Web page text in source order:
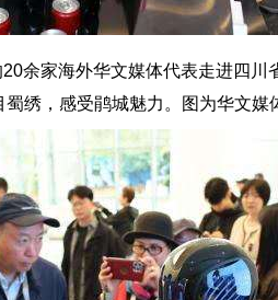
余家海外华文媒体代表走进四川
绣，感受鹃城魅力。图为华文